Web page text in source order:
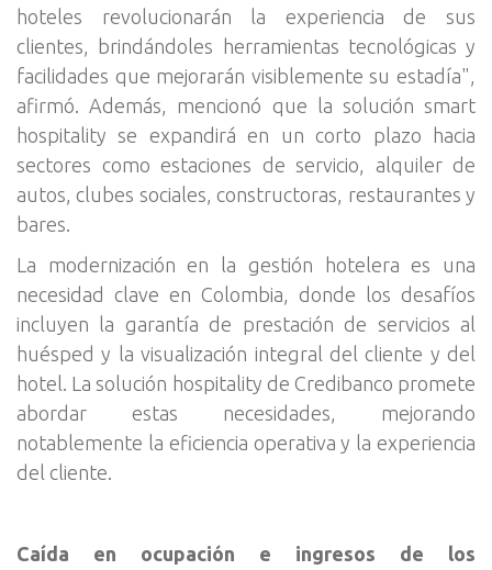
hoteles revolucionarán la experiencia de sus
clientes, brindándoles herramientas tecnológicas y
facilidades que mejorarán visiblemente su estadía",
afirmó. Además, mencionó que la solución smart
hospitality se expandirá en un corto plazo hacia
sectores como estaciones de servicio, alquiler de
autos, clubes sociales, constructoras, restaurantes y
bares.
La modernización en la gestión hotelera es una
necesidad clave en Colombia, donde los desafíos
incluyen la garantía de prestación de servicios al
huésped y la visualización integral del cliente y del
hotel. La solución hospitality de Credibanco promete
abordar estas necesidades, mejorando
notablemente la eficiencia operativa y la experiencia
del cliente.
Caída en ocupación e ingresos de los